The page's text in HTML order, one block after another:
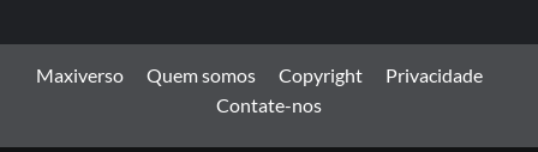
Maxiverso Quem somos Copyright
Privacidade
Contate-nos